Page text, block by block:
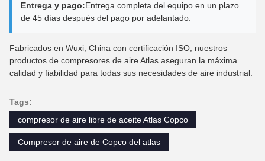
Entrega y pago:Entrega completa del equipo en un plazo
de 45 días después del pago por adelantado.
Fabricados en Wuxi, China con certificación ISO, nuestros
productos de compresores de aire Atlas aseguran la máxima
calidad y fiabilidad para todas sus necesidades de aire industrial.
Tags:
compresor de aire libre de aceite Atlas Copco
Compresor de aire de Copco del atlas